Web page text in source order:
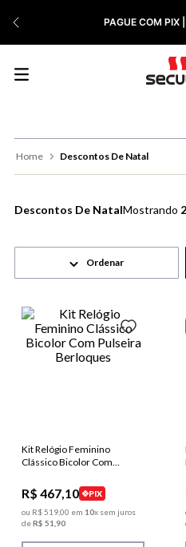
PAGUE COM PIX
Descontos De Natal
Descontos De Natal
Kit Relógio Feminino
Clássico Bicolor Com
R$ 467,10
PIX
ou R$ 51900 em 10x sem juros
deR$ 51 90
9º